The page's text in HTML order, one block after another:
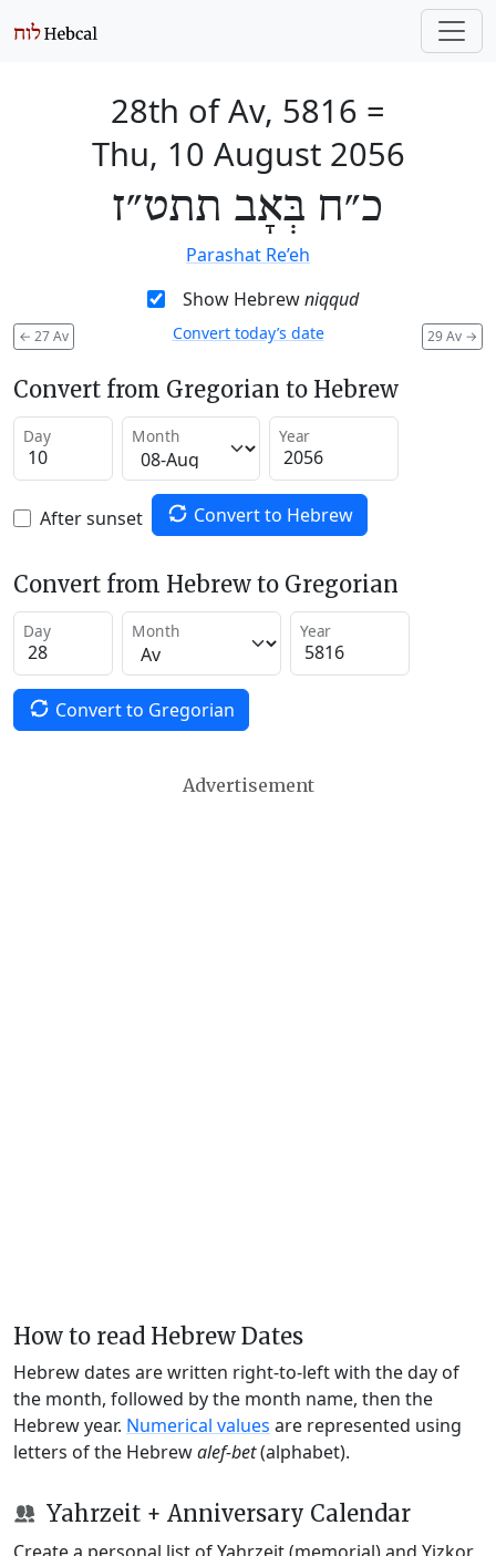
28th of Av, 5816 =
Thu, 10 August 2056
כ״ח בְּאָב תתט״ז
Parashat Re’eh
Show Hebrewniqqud
← 27 Av 29 Av →
Convert today’s date
Convert from Gregorian to Hebrew
Day Month Year
After sunset Convert to Hebrew
Convert from Hebrew to Gregorian
Day Month Year
Convert to Gregorian
Advertisement
How to read Hebrew Dates
Hebrew dates are written right-to-left with the day of
the month, followed by the month name, then the
Hebrew year. Numerical values are represented using
letters of the Hebrewalef-bet(alphabet).
Yahrzeit + Anniversary Calendar
Create a personal list of Yahrzeit (memorial) and Yizkor